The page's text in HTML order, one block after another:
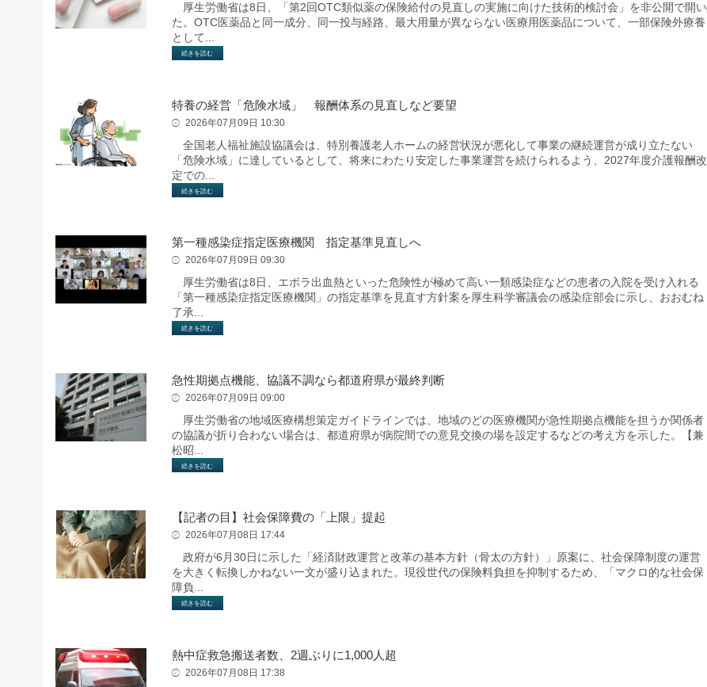
厚生労働省は8日、「第2回OTC類似薬の保険給付の見直しの実施に向けた技術的検討会」を非公開で開い
た。OTC医薬品と同一成分、同一投与経路、最大用量が異ならない医療用医薬品について、一部保険外療養
として...
続きを読む
特養の経営「危険水域」 報酬体系の見直しなど要望
2026年07月09日 10:30
全国老人福祉施設協議会は、特別養護老人ホームの経営状況が悪化して事業の継続運営が成り立たない
「危険水域」に達しているとして、将来にわたり安定した事業運営を続けられるよう、2027年度介護報酬改
定での...
続きを読む
第一種感染症指定医療機関 指定基準見直しへ
2026年07月09日 09:30
厚生労働省は8日、エボラ出血熱といった危険性が極めて高い一類感染症などの患者の入院を受け入れる
「第一種感染症指定医療機関」の指定基準を見直す方針案を厚生科学審議会の感染症部会に示し、おおむね
了承...
続きを読む
急性期拠点機能、協議不調なら都道府県が最終判断
2026年07月09日 09:00
厚生労働省の地域医療構想策定ガイドラインでは、地域のどの医療機関が急性期拠点機能を担うか関係者
の協議が折り合わない場合は、都道府県が病院間での意見交換の場を設定するなどの考え方を示した。【兼
松昭...
続きを読む
【記者の目】社会保障費の「上限」提起
2026年07月08日 17:44
政府が6月30日に示した「経済財政運営と改革の基本方針（骨太の方針）」原案に、社会保障制度の運営
を大きく転換しかねない一文が盛り込まれた。現役世代の保険料負担を抑制するため、「マクロ的な社会保
障負...
続きを読む
熱中症救急搬送者数、2週ぶりに1,000人超
2026年07月08日 17:38